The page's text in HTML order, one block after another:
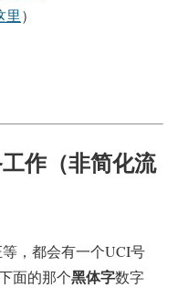
里）
作（非简化流
，都会有一个UCI号
面的那个黑体字数字